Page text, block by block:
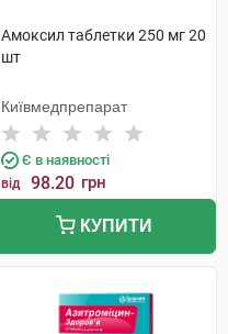
Амоксил таблетки 250 мг 20
шт
Київмедпрепарат
Є в наявності
від 98.20 грн
КУПИТИ